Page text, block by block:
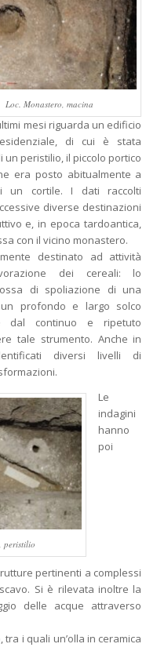
macina
mesi riguarda un edificio
di cui è stata
peristilio, il piccolo portico
era posto abitualmente a
un cortile. I dati raccolti
diverse destinazioni
e, in epoca tardoantica,
con il vicino monastero.
destinato ad attività
dei cereali: lo
di spoliazione di una
profondo e largo solco
dal continuo e ripetuto
tale strumento. Anche in
diversi livelli di
Le
indagini
hanno
poi
pertinenti a complessi
Si è rilevata inoltre la
delle acque attraverso
i quali un’olla in ceramica